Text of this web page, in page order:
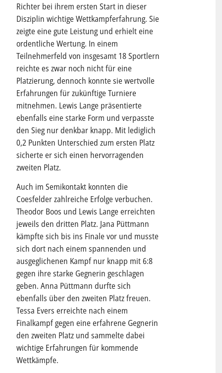
Richter bei ihrem ersten Start in dieser
Disziplin wichtige Wettkampferfahrung. Sie
zeigte eine gute Leistung und erhielt eine
ordentliche Wertung. In einem
Teilnehmerfeld von insgesamt 18 Sportlern
reichte es zwar noch nicht für eine
Platzierung, dennoch konnte sie wertvolle
Erfahrungen für zukünftige Turniere
mitnehmen. Lewis Lange präsentierte
ebenfalls eine starke Form und verpasste
den Sieg nur denkbar knapp. Mit lediglich
0,2 Punkten Unterschied zum ersten Platz
sicherte er sich einen hervorragenden
zweiten Platz.
Auch im Semikontakt konnten die
Coesfelder zahlreiche Erfolge verbuchen.
Theodor Boos und Lewis Lange erreichten
jeweils den dritten Platz. Jana Püttmann
kämpfte sich bis ins Finale vor und musste
sich dort nach einem spannenden und
ausgeglichenen Kampf nur knapp mit 6:8
gegen ihre starke Gegnerin geschlagen
geben. Anna Püttmann durfte sich
ebenfalls über den zweiten Platz freuen.
Tessa Evers erreichte nach einem
Finalkampf gegen eine erfahrene Gegnerin
den zweiten Platz und sammelte dabei
wichtige Erfahrungen für kommende
Wettkämpfe.